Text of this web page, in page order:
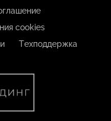
cookies
Техподдержка